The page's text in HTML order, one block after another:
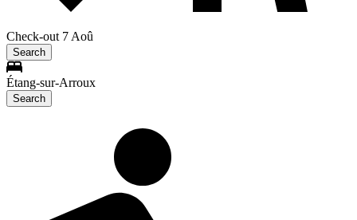
Check-out 7 Aoû
Search
Étang-sur-Arroux
Search